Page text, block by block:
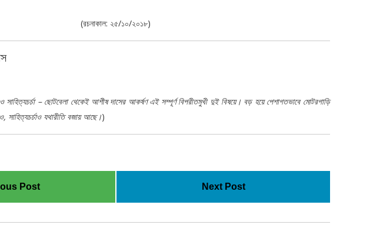
(রচনাকাল: ২৫/১০/২০১৮)
সাহিত্যচর্চা – ছোটবেলা থেকেই আশীষ দাসের আকর্ষণ এই সম্পূর্ণ বিপরীতমুখী দুই বিষয়ে। বড় হয়ে পেশাগতভাবে মোটরগাড়ি
সাহিত্যচর্চাও যথারীতি বজায় আছে।)
Post Next Post